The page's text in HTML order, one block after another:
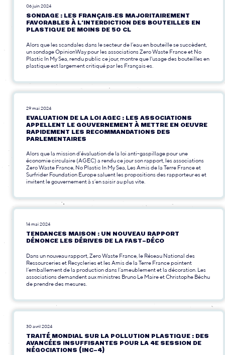
06 juin 2024
SONDAGE : LES FRANÇAIS·ES MAJORITAIREMENT
FAVORABLES À L’INTERDICTION DES BOUTEILLES EN
PLASTIQUE DE MOINS DE 50 CL
Alors que les scandales dans le secteur de l’eau en bouteille se succèdent,
un sondage OpinionWay pour les associations Zero Waste France et No
Plastic In My Sea, rendu public ce jour, montre que l'usage des bouteilles en
plastique est largement critiqué par les Français·es.
29 mai 2024
EVALUATION DE LA LOI AGEC : LES ASSOCIATIONS
APPELLENT LE GOUVERNEMENT À METTRE EN OEUVRE
RAPIDEMENT LES RECOMMANDATIONS DES
PARLEMENTAIRES
Alors que la mission d’évaluation de la loi anti-gaspillage pour une
économie circulaire (AGEC) a rendu ce jour son rapport, les associations
Zero Waste France, No Plastic In My Sea, Les Amis de la Terre France et
Surfrider Foundation Europe saluent les propositions des rapporteur·es et
invitent le gouvernement à s’en saisir au plus vite.
14 mai 2024
TENDANCES MAISON : UN NOUVEAU RAPPORT
DÉNONCE LES DÉRIVES DE LA FAST-DÉCO
Dans un nouveau rapport, Zero Waste France, le Réseau National des
Ressourceries et Recycleries et les Amis de la Terre France pointent
l’emballement de la production dans l’ameublement et la décoration. Les
associations demandent aux ministres Bruno Le Maire et Christophe Béchu
de prendre des mesures.
30 avril 2024
TRAITÉ MONDIAL SUR LA POLLUTION PLASTIQUE : DES
AVANCÉES INSUFFISANTES POUR LA 4E SESSION DE
NÉGOCIATIONS (INC-4)